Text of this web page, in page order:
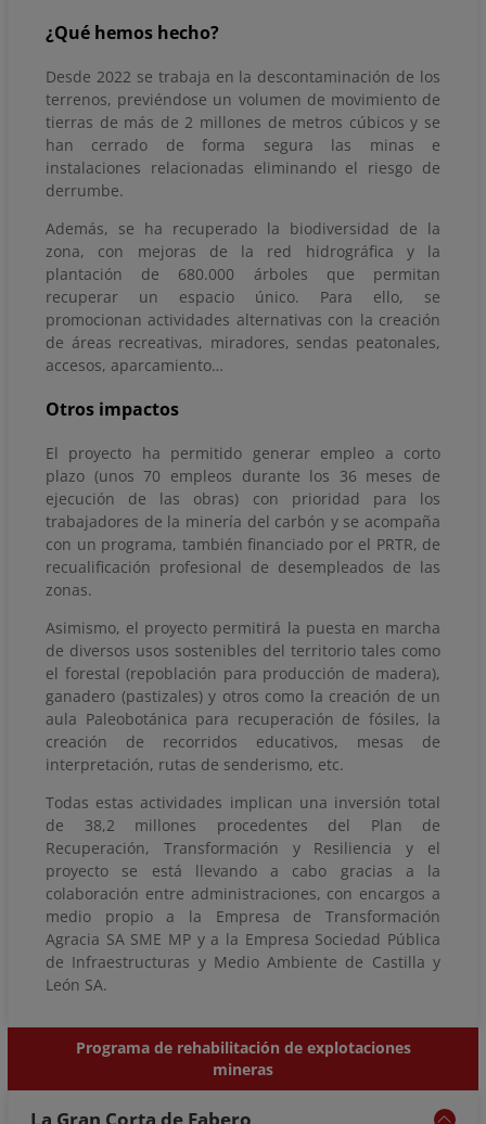
¿Qué hemos hecho?
Desde 2022 se trabaja en la descontaminación de los
terrenos, previéndose un volumen de movimiento de
tierras de más de 2 millones de metros cúbicos y se
han cerrado de forma segura las minas e
instalaciones relacionadas eliminando el riesgo de
derrumbe.
Además, se ha recuperado la biodiversidad de la
zona, con mejoras de la red hidrográfica y la
plantación de 680.000 árboles que permitan
recuperar un espacio único. Para ello, se
promocionan actividades alternativas con la creación
de áreas recreativas, miradores, sendas peatonales,
accesos, aparcamiento…
Otros impactos
El proyecto ha permitido generar empleo a corto
plazo (unos 70 empleos durante los 36 meses de
ejecución de las obras) con prioridad para los
trabajadores de la minería del carbón y se acompaña
con un programa, también financiado por el PRTR, de
recualificación profesional de desempleados de las
zonas.
Asimismo, el proyecto permitirá la puesta en marcha
de diversos usos sostenibles del territorio tales como
el forestal (repoblación para producción de madera),
ganadero (pastizales) y otros como la creación de un
aula Paleobotánica para recuperación de fósiles, la
creación de recorridos educativos, mesas de
interpretación, rutas de senderismo, etc.
Todas estas actividades implican una inversión total
de 38,2 millones procedentes del Plan de
Recuperación, Transformación y Resiliencia y el
proyecto se está llevando a cabo gracias a la
colaboración entre administraciones, con encargos a
medio propio a la Empresa de Transformación
Agracia SA SME MP y a la Empresa Sociedad Pública
de Infraestructuras y Medio Ambiente de Castilla y
León SA.
Programa de rehabilitación de explotaciones
mineras
La Gran Corta de Fabero